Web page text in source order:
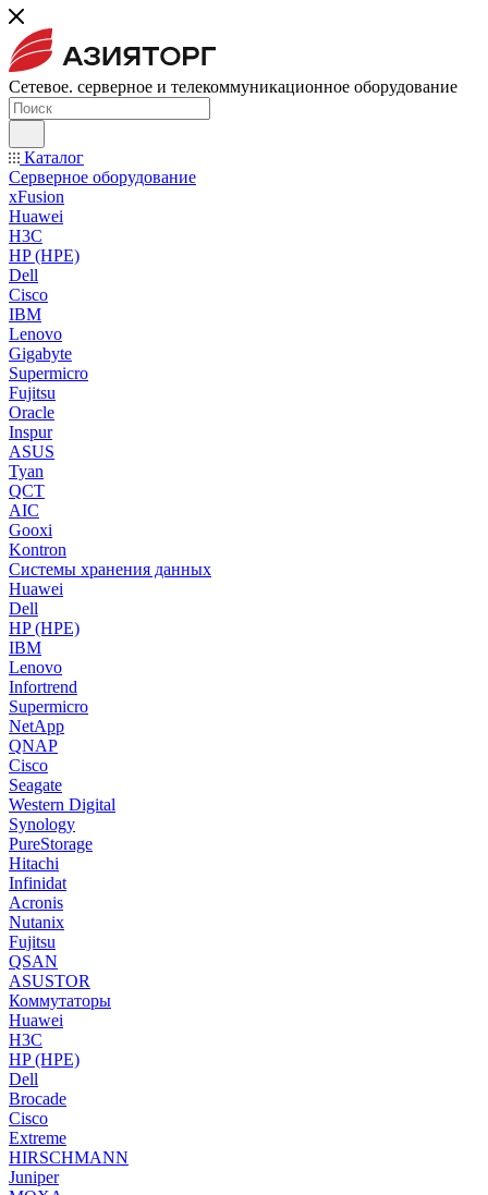
Сетевое. серверное и телекоммуникационное оборудование
Каталог
Серверное оборудование
xFusion
Huawei
H3C
HP (HPE)
Dell
Cisco
IBM
Lenovo
Gigabyte
Supermicro
Fujitsu
Oracle
Inspur
ASUS
Tyan
QCT
AIC
Gooxi
Kontron
Системы хранения данных
Huawei
Dell
HP (HPE)
IBM
Lenovo
Infortrend
Supermicro
NetApp
QNAP
Cisco
Seagate
Western Digital
Synology
PureStorage
Hitachi
Infinidat
Acronis
Nutanix
Fujitsu
QSAN
ASUSTOR
Коммутаторы
Huawei
H3C
HP (HPE)
Dell
Brocade
Cisco
Extreme
HIRSCHMANN
Juniper